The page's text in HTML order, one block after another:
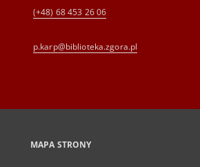
(+48) 68 453 26 06
p.karp@biblioteka.zgora.pl
MAPA STRONY